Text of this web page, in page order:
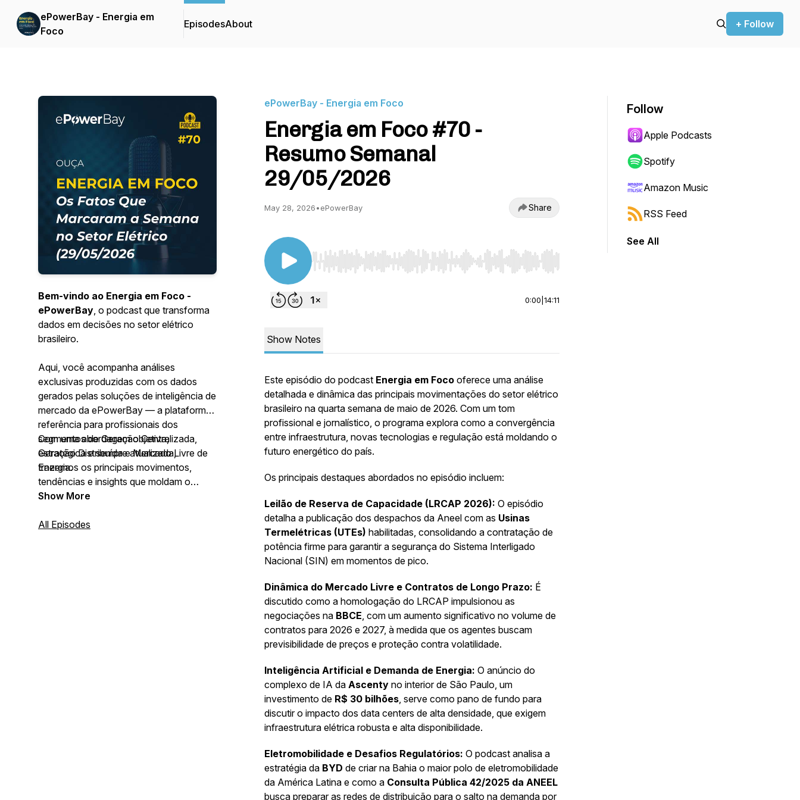
ePowerBay - Energia em
Foco
EpisodesAbout + Follow
Bem-vindo ao Energia em Foco -
ePowerBay, o podcast que transforma
dados em decisões no setor elétrico
brasileiro.
Aqui, você acompanha análises
exclusivas produzidas com os dados
gerados pelas soluções de inteligência de
mercado da ePowerBay — a plataforma
referência para profissionais dos
segmentos de Geração Centralizada,
Geração Distribuída e Mercado Livre de
Energia.
Com uma abordagem objetiva,
estratégica e sempre atualizada,
trazemos os principais movimentos,
tendências e insights que moldam o
presente e o futuro do setor elétrico.
mercado todos os dias.
Show More
All Episodes
ePowerBay - Energia em Foco
Energia em Foco #70 -
Resumo Semanal
29/05/2026
May 28, 2026•ePowerBay Share
Use Left/Right to seek, Home/End to jump to start or end. Hold shift to jump forward or backward.
0:00 14:11
Show Notes
Este episódio do podcast Energia em Foco oferece uma análise
detalhada e dinâmica das principais movimentações do setor elétrico
brasileiro na quarta semana de maio de 2026. Com um tom
profissional e jornalístico, o programa explora como a convergência
entre infraestrutura, novas tecnologias e regulação está moldando o
futuro energético do país.
Os principais destaques abordados no episódio incluem:
Leilão de Reserva de Capacidade (LRCAP 2026): O episódio
detalha a publicação dos despachos da Aneel com as Usinas
Termelétricas (UTEs) habilitadas, consolidando a contratação de
potência firme para garantir a segurança do Sistema Interligado
Nacional (SIN) em momentos de pico.
Dinâmica do Mercado Livre e Contratos de Longo Prazo: É
discutido como a homologação do LRCAP impulsionou as
negociações na BBCE, com um aumento significativo no volume de
contratos para 2026 e 2027, à medida que os agentes buscam
previsibilidade de preços e proteção contra volatilidade.
Inteligência Artificial e Demanda de Energia: O anúncio do
complexo de IA da Ascenty no interior de São Paulo, um
investimento de R$ 30 bilhões, serve como pano de fundo para
discutir o impacto dos data centers de alta densidade, que exigem
infraestrutura elétrica robusta e alta disponibilidade.
Eletromobilidade e Desafios Regulatórios: O podcast analisa a
estratégia da BYD de criar na Bahia o maior polo de eletromobilidade
da América Latina e como a Consulta Pública 42/2025 da ANEEL
busca preparar as redes de distribuição para o salto na demanda por
Follow
Apple Podcasts
Spotify
Amazon Music
RSS Feed
See All